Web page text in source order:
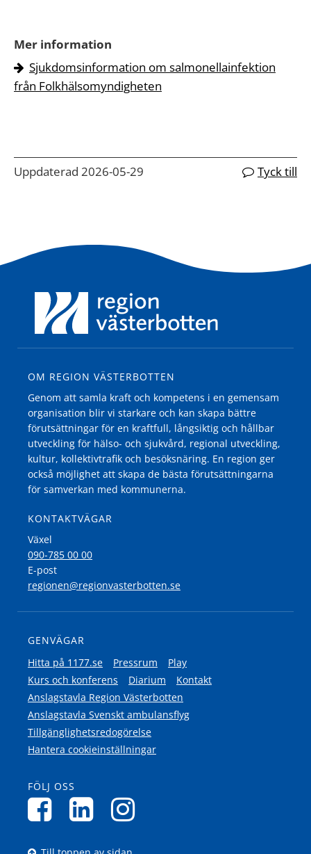
Mer information
Sjukdomsinformation om salmonellainfektion
från Folkhälsomyndigheten
Uppdaterad 2026-05-29 Tyck till
OM REGION VÄSTERBOTTEN
Genom att samla kraft och kompetens i en gemensam
organisation blir vi starkare och kan skapa bättre
förutsättningar för en kraftfull, långsiktig och hållbar
utveckling för hälso- och sjukvård, regional utveckling,
kultur, kollektivtrafik och besöksnäring. En region ger
också möjlighet att skapa de bästa förutsättningarna
för samverkan med kommunerna.
KONTAKTVÄGAR
Växel
090-785 00 00
E-post
regionen@regionvasterbotten.se
GENVÄGAR
Hitta på 1177.se
Pressrum
Play
Kurs och konferens
Diarium
Kontakt
Anslagstavla Region Västerbotten
Anslagstavla Svenskt ambulansflyg
Tillgänglighetsredogörelse
Hantera cookieinställningar
FÖLJ OSS